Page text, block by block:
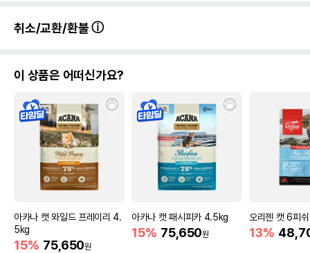
취소/교환/환불
이 상품은 어떠신가요?
아카나 캣 와일드 프레이리 4.
5kg
15% 75,650원
아카나 캣 패시피카 4.5kg
15% 75,650원
오리젠 캣 6피
13%